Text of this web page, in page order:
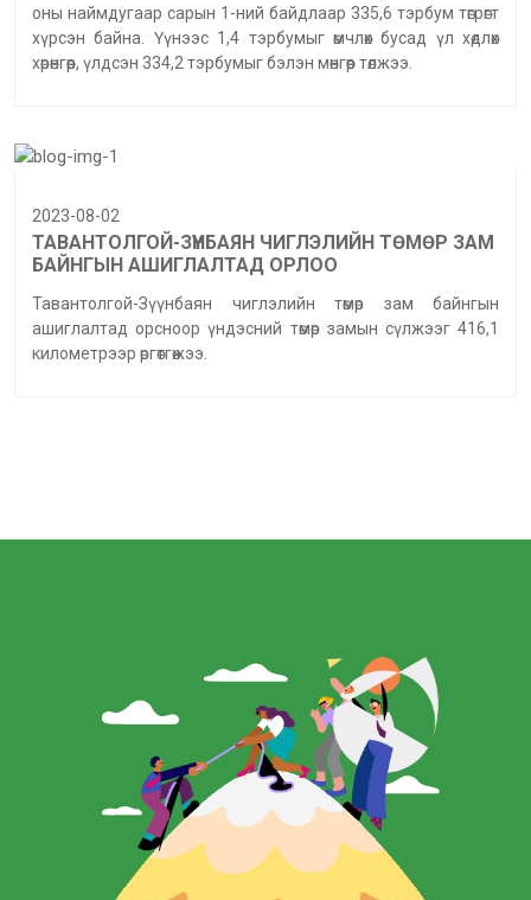
оны наймдугаар сарын 1-ний байдлаар 335,6 тэрбум төгрөгт
хүрсэн байна. Үүнээс 1,4 тэрбумыг өмчлөх бусад үл хөдлөх
хөрөнгөөр, үлдсэн 334,2 тэрбумыг бэлэн мөнгөөр төлжээ.
2023-08-02
ТАВАНТОЛГОЙ-ЗҮҮНБАЯН ЧИГЛЭЛИЙН ТӨМӨР ЗАМ
БАЙНГЫН АШИГЛАЛТАД ОРЛОО
Тавантолгой-Зүүнбаян чиглэлийн төмөр зам байнгын
ашиглалтад орсноор үндэсний төмөр замын сүлжээг 416,1
километрээр өргөтгөжээ.